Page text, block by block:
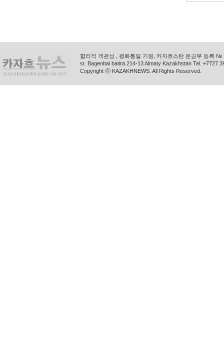
합리적 객관성 , 평화통일 기원, 카자흐스탄 문공부 등록
st. Bagenbai batira 214-13 Almaty Kazakhstan Tel. +7727
Copyright ⓒ KAZAKHNEWS. All Rights Reserved.